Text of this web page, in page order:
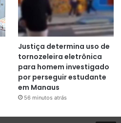
Justiça determina uso de
tornozeleira eletrônica
para homem investigado
por perseguir estudante
em Manaus
56 minutos atrás